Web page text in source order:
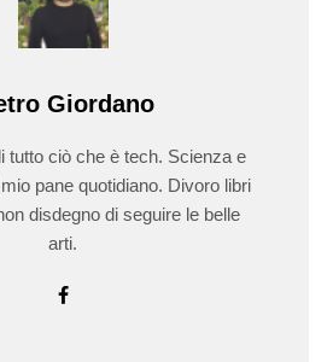
Giordano
tutto ciò che è tech. Scienza e
pane quotidiano. Divoro libri
disdegno di seguire le belle
arti.